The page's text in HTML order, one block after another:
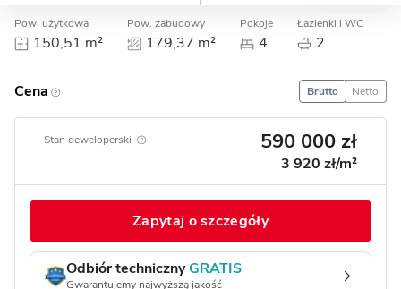
Pow. użytkowa
150,51 m²
Pow. zabudowy
179,37 m²
Pokoje
4
Łazienki i WC
2
Cena Brutto Netto
Stan deweloperski 590 000 zł
3 920 zł/m²
Zapytaj o szczegóły
Odbiór technicznyGRATIS
Gwarantujemy najwyższą jakość